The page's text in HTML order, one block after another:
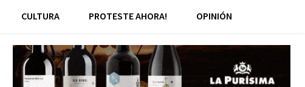
CULTURA PROTESTE AHORA! OPINIÓN